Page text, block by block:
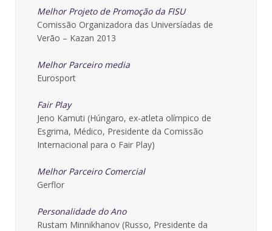
Melhor Projeto de Promoção da FISU
Comissão Organizadora das Universíadas de
Verão – Kazan 2013
Melhor Parceiro media
Eurosport
Fair Play
Jeno Kamuti (Húngaro, ex-atleta olímpico de
Esgrima, Médico, Presidente da Comissão
Internacional para o Fair Play)
Melhor Parceiro Comercial
Gerflor
Personalidade do Ano
Rustam Minnikhanov (Russo, Presidente da